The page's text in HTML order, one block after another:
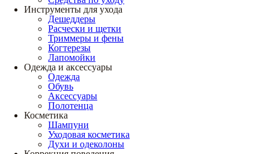
Инструменты для ухода
Дешеддеры
Расчески и щетки
Триммеры и фены
Когтерезы
Лапомойки
Одежда и аксессуары
Одежда
Обувь
Аксессуары
Полотенца
Косметика
Шампуни
Уходовая косметика
Духи и одеколоны